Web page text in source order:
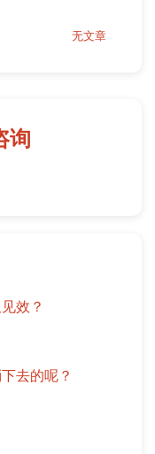
无文章
询
效？
去的呢？